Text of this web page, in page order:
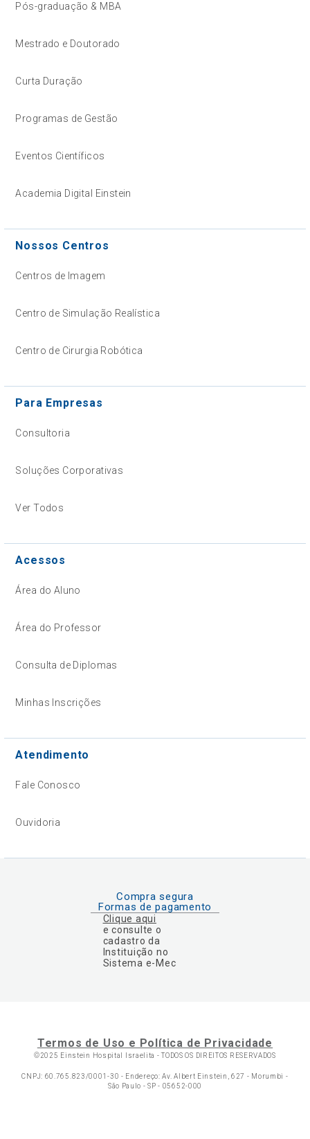
Pós-graduação & MBA
Mestrado e Doutorado
Curta Duração
Programas de Gestão
Eventos Científicos
Academia Digital Einstein
Nossos Centros
Centros de Imagem
Centro de Simulação Realística
Centro de Cirurgia Robótica
Para Empresas
Consultoria
Soluções Corporativas
Ver Todos
Acessos
Área do Aluno
Área do Professor
Consulta de Diplomas
Minhas Inscrições
Atendimento
Fale Conosco
Ouvidoria
Compra segura
Formas de pagamento
Clique aqui
e consulte o
cadastro da
Instituição no
Sistema e-Mec
Termos de Uso e Política de Privacidade
©2025 Einstein Hospital Israelita -TODOS OS DIREITOS RESERVADOS
CNPJ: 60.765.823/0001-30 - Endereço: Av. Albert Einstein, 627 - Morumbi -
São Paulo - SP - 05652-000